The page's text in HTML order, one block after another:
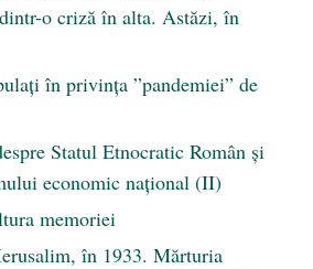
o criză în alta. Astăzi, în
în privința ”pandemiei” de
Statul Etnocratic Român şi
economic naţional (II)
memoriei
în 1933. Mărturia